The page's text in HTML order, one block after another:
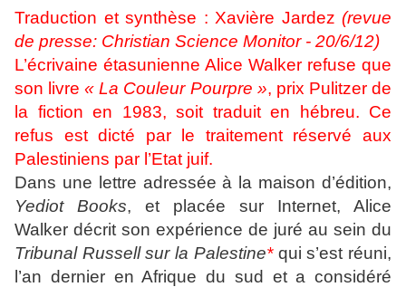
Traduction et synthèse : Xavière Jardez (revue
de presse: Christian Science Monitor - 20/6/12)
L’écrivaine étasunienne Alice Walker refuse que
son livre« La Couleur Pourpre », prix Pulitzer de
la fiction en 1983, soit traduit en hébreu. Ce
refus est dicté par le traitement réservé aux
Palestiniens par l’Etat juif.
Dans une lettre adressée à la maison d’édition,
Yediot Books, et placée sur Internet, Alice
Walker décrit son expérience de juré au sein du
Tribunal Russell sur la Palestine*qui s’est réuni,
l’an dernier en Afrique du sud et a considéré